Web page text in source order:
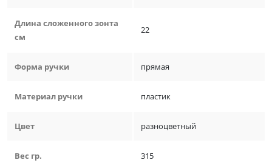
Длина сложенного зонта
см
22
Форма ручки прямая
Материал ручки пластик
Цвет разноцветный
Вес гр. 315